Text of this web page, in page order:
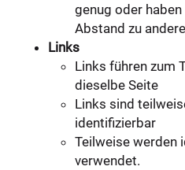
genug oder
Abstand zu
Links
Links führen zum
dieselbe Seite
Links sind
identifizierbar
Teilweise werden
verwendet.